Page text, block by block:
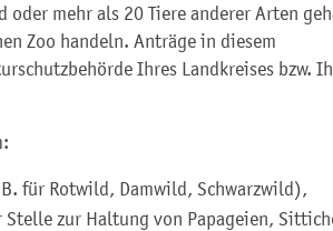
oder mehr als 20 Tiere anderer Arten
Zoo handeln. Anträge in diesem
Ihres Landkreises bzw.
für Rotwild, Damwild, Schwarzwild),
zur Haltung von Papageien,